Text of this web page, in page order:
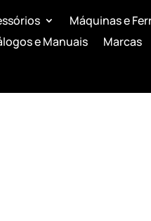
Máquinas e
e Manuais Marcas